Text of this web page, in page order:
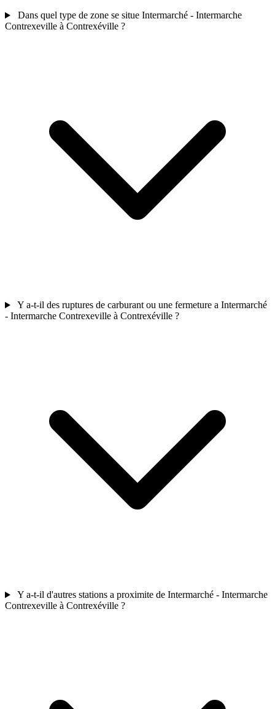
Dans quel type de zone se situe Intermarché - Intermarche
Contrexeville à Contrexéville ?
Y a-t-il des ruptures de carburant ou une fermeture a Intermarché
- Intermarche Contrexeville à Contrexéville ?
Y a-t-il d'autres stations a proximite de Intermarché - Intermarche
Contrexeville à Contrexéville ?